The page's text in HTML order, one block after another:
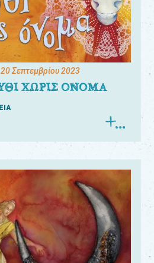
Σεπτεμβρίου 2023
ΧΩΡΙΣ ΟΝΟΜΑ